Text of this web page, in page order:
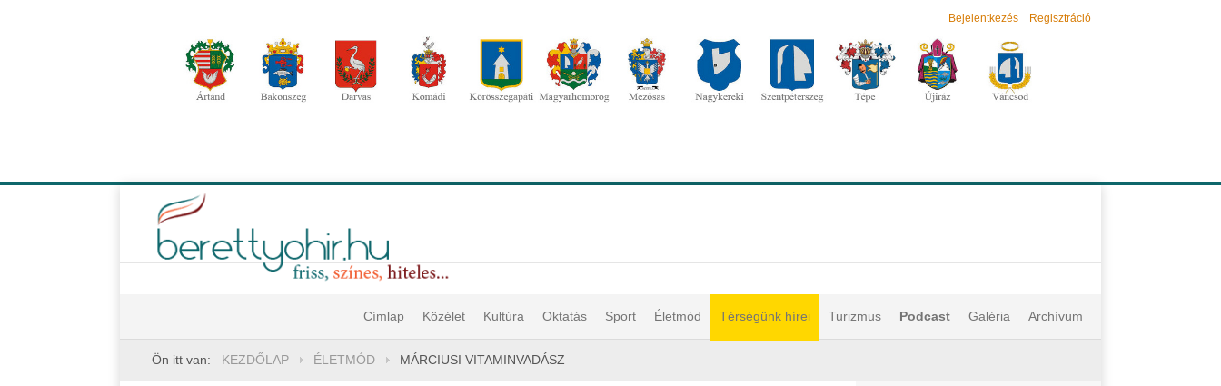
Bejelentkezés Regisztráció
Címlap Közélet Kultúra Oktatás Sport Életmód Térségünk hírei Turizmus Podcast Galéria Archívum
Ön itt van: KEZDŐLAP ÉLETMÓD MÁRCIUSI VITAMINVADÁSZ